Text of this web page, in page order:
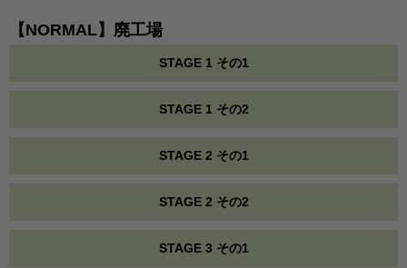
【NORMAL】廃工場
STAGE 1 その1
STAGE 1 その2
STAGE 2 その1
STAGE 2 その2
STAGE 3 その1